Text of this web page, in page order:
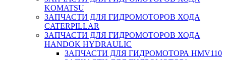
KOMATSU
ЗАПЧАСТИ ДЛЯ ГИДРОМОТОРОВ ХОДА
CATERPILLAR
ЗАПЧАСТИ ДЛЯ ГИДРОМОТОРОВ ХОДА
HANDOK HYDRAULIC
ЗАПЧАСТИ ДЛЯ ГИДРОМОТОРА HMV110